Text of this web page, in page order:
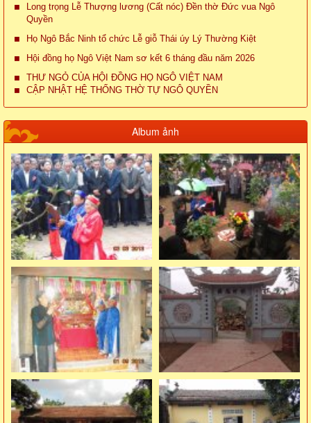
Long trọng Lễ Thượng lương (Cất nóc) Đền thờ Đức vua Ngô
Quyền
Họ Ngô Bắc Ninh tổ chức Lễ giỗ Thái úy Lý Thường Kiệt
Hội đồng họ Ngô Việt Nam sơ kết 6 tháng đầu năm 2026
THƯ NGỎ CỦA HỘI ĐỒNG HỌ NGÔ VIỆT NAM
CẬP NHẬT HỆ THỐNG THỜ TỰ NGÔ QUYỀN
Album ảnh